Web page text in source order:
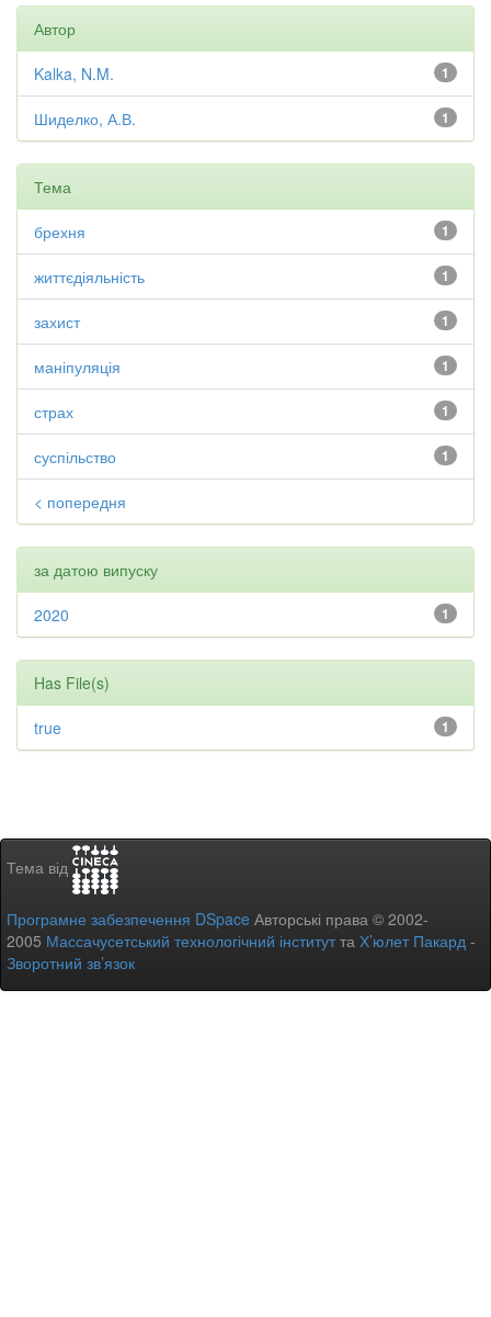
Автор
1
Kalka, N.M.
1
Шиделко, А.В.
Тема
1
брехня
1
життєдіяльність
1
захист
1
маніпуляція
1
страх
1
суспільство
< попередня
за датою випуску
1
2020
Has File(s)
1
true
Тема від
Програмне забезпечення DSpace Авторські права © 2002-
2005 Массачусетський технологічний інститутта Х’юлет Пакард -
Зворотний зв’язок